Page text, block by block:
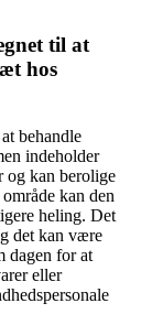
til at
hos
behandle
indeholder
og kan berolige
kan den
heling. Det
det kan være
dagen for at
eller